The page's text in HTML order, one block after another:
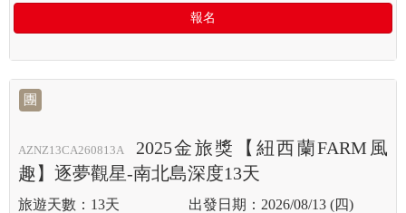
報名
團
AZNZ13CA260813A
2025金旅獎【紐西蘭FARM風
趣】逐夢觀星-南北島深度13天
13天 2026/08/13 (四)